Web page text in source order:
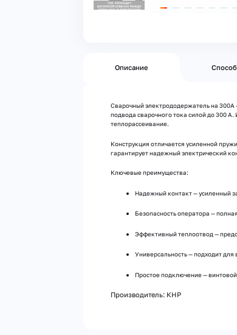
Описание
Сварочный электрододержатель на
подвода сварочного тока силой до 300
теплорассеивание.
Конструкция отличается усиленной
гарантирует надежный электрический
Ключевые преимущества:
Надежный контакт — усиленный
Безопасность оператора —
Эффективный теплоотвод —
Универсальность — подходит
Простое подключение —
Производитель: КНР